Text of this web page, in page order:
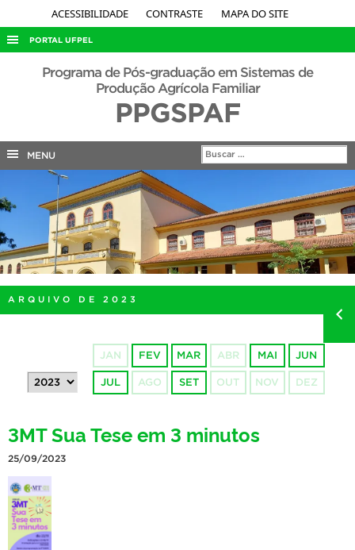
ACESSIBILIDADE CONTRASTE MAPA DO SITE
PORTAL UFPEL
ACESSO À INFORMAÇÃO
EDITAIS
INTERNACIONAL
OUVIDORIA
PORTARIAS
Programa de Pós-graduação em Sistemas de
Produção Agrícola Familiar
PPGSPAF
MENU
ARQUIVO DE 2023
JAN FEV MAR ABR MAI JUN
JUL AGO SET OUT NOV DEZ
3MT Sua Tese em 3 minutos
25/09/2023